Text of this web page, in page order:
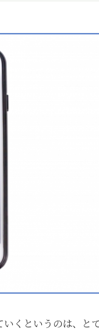
くというのは、と